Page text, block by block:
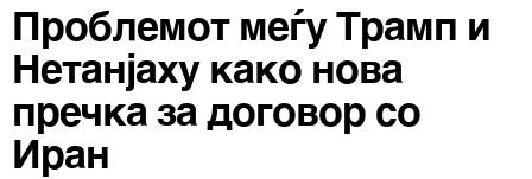
Проблемот меѓу Трамп и
Нетанјаху како нова
пречка за договор со
Иран